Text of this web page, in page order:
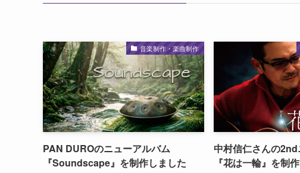
音楽制作・楽曲制作
PAN DUROのニューアルバム
『Soundscape』を制作しました
中村信仁さんの
『花は一輪』を制